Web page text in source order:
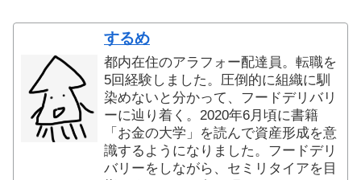
するめ
都内在住のアラフォー配達員。転職を
5回経験しました。圧倒的に組織に馴
染めないと分かって、フードデリバリ
ーに辿り着く。2020年6月頃に書籍
「お金の大学」を読んで資産形成を意
識するようになりました。フードデリ
バリーをしながら、セミリタイアを目